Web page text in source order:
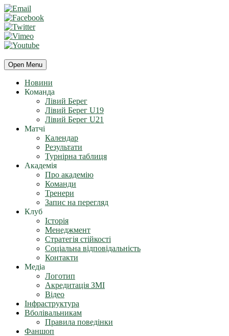
Open Menu
Новини
Команда
Лівий Берег
Лівий Берег U19
Лівий Берег U21
Матчі
Календар
Результати
Турнірна таблиця
Академія
Про академію
Команди
Тренери
Запис на перегляд
Клуб
Історія
Менеджмент
Стратегія стійкості
Соціальна відповідальність
Контакти
Медіа
Логотип
Акредитація ЗМІ
Відео
Інфраструктура
Вболівальникам
Правила поведінки
Фаншоп